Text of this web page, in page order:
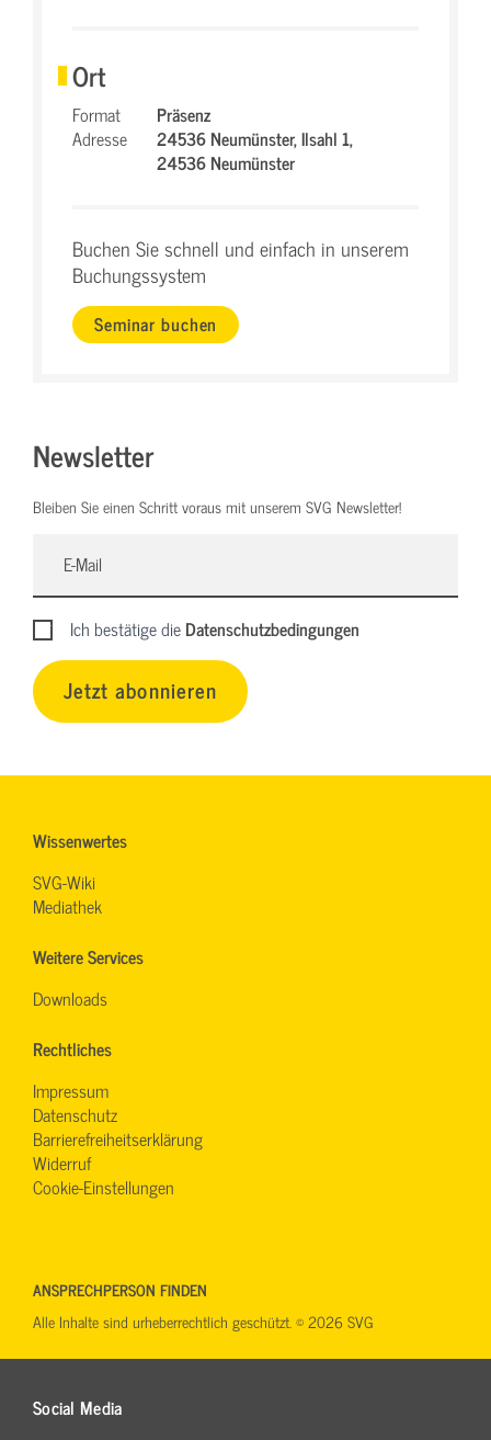
Ort
Format
Präsenz
Adresse
24536 Neumünster,Ilsahl 1,
24536 Neumünster
Buchen Sie schnell und einfach in unserem
Buchungssystem
Seminar buchen
Newsletter
Bleiben Sie einen Schritt voraus mit unserem SVG Newsletter!
Ich bestätige dieDatenschutzbedingungen
Jetzt abonnieren
Wissenwertes
SVG-Wiki
Mediathek
Weitere Services
Downloads
Rechtliches
Impressum
Datenschutz
Barrierefreiheitserklärung
Widerruf
Cookie-Einstellungen
Social Media
ANSPRECHPERSON FINDEN
Alle Inhalte sind urheberrechtlich geschützt. © 2026 SVG